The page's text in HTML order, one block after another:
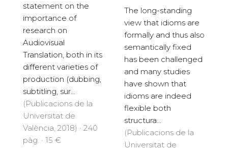
statement on the
importance of
research on
Audiovisual
Translation, both in its
different varieties of
production (dubbing,
subtitling, sur...
(Publicacions de la
Universitat de
València, 2018) · 240
pàg. · 15 €
The long-standing
view that idioms are
formally and thus also
semantically fixed
has been challenged
and many studies
have shown that
idioms are indeed
flexible both
structura...
(Publicacions de la
Universitat de